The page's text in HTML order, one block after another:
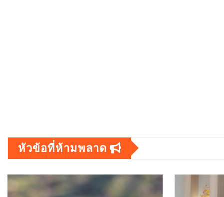
หัวข้อที่ห้ามพลาด